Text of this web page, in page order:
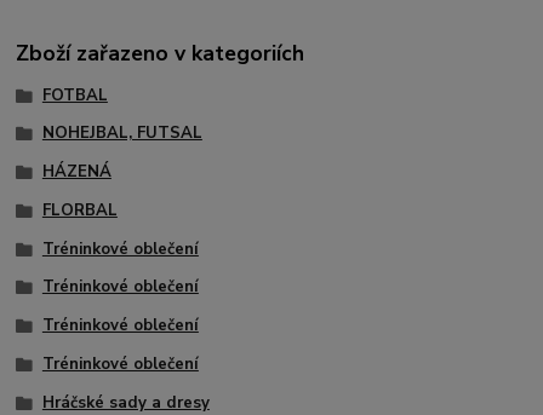
Zboží zařazeno v kategoriích
FOTBAL
NOHEJBAL, FUTSAL
HÁZENÁ
FLORBAL
Tréninkové oblečení
Tréninkové oblečení
Tréninkové oblečení
Tréninkové oblečení
Hráčské sady a dresy